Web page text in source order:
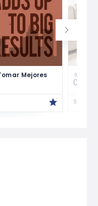
Mejores
08
04
Susan